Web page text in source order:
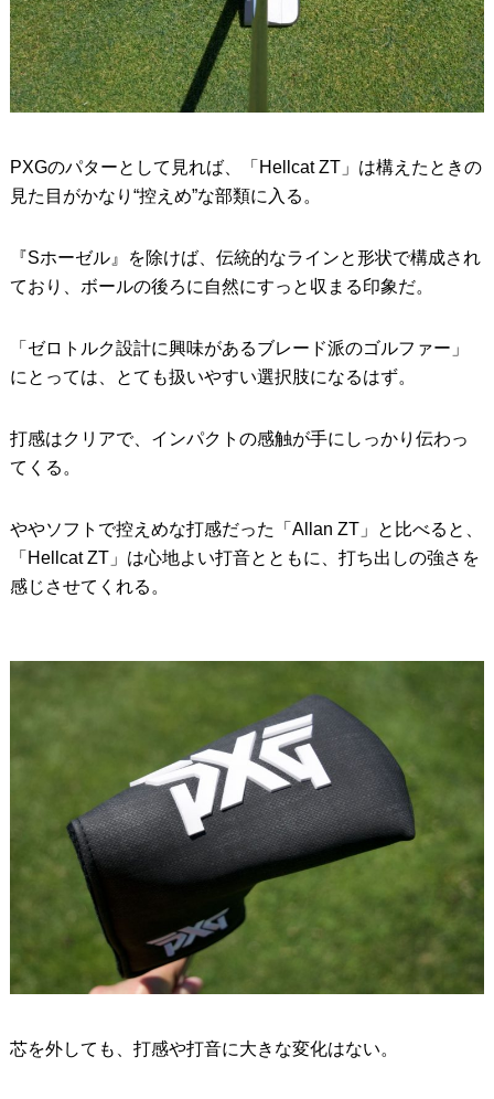
PXGのパターとして見れば、「Hellcat ZT」は構えたときの
見た目がかなり“控えめ”な部類に入る。
『Sホーゼル』を除けば、伝統的なラインと形状で構成され
ており、ボールの後ろに自然にすっと収まる印象だ。
「ゼロトルク設計に興味があるブレード派のゴルファー」
にとっては、とても扱いやすい選択肢になるはず。
打感はクリアで、インパクトの感触が手にしっかり伝わっ
てくる。
ややソフトで控えめな打感だった「Allan ZT」と比べると、
「Hellcat ZT」は心地よい打音とともに、打ち出しの強さを
感じさせてくれる。
芯を外しても、打感や打音に大きな変化はない。